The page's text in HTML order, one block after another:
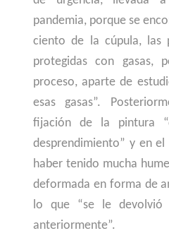
pandemia, porque se
ciento de la cúpula, las
protegidas con gasas,
proceso, aparte de
esas gasas”.
fijación de la pintura
desprendimiento” y en el
haber tenido mucha
deformada en forma de
lo que “se le
anteriormente”.